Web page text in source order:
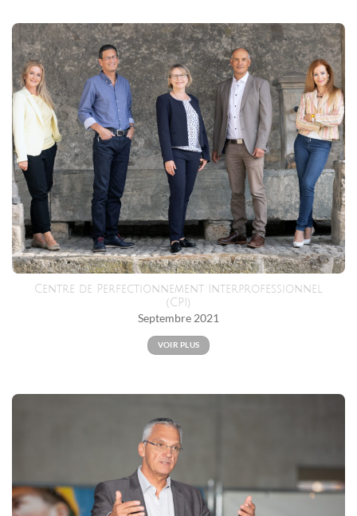
Centre de Perfectionnement Interprofessionnel
(CPI)
Septembre 2021
VOIR PLUS